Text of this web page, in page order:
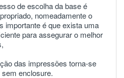
de escolha da base é
nomeadamente o
importante é que exista uma
para assegurar o melhor
das impressões torna-se
enclosure.